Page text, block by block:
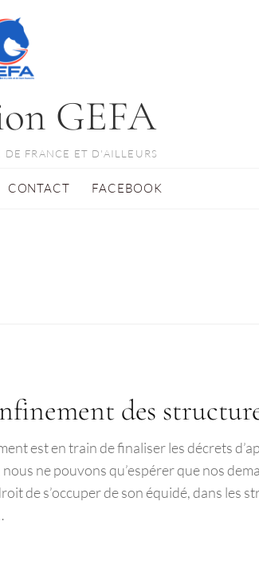
GEFA
FRANCE ET D'AILLEURS
CONTACT FACEBOOK
des
est en train de finaliser les décrets
ne pouvons qu’espérer que nos
de s’occuper de son équidé, dans les